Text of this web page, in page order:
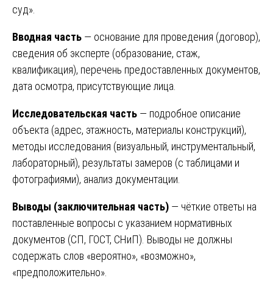
суд».
Вводная часть — основание для проведения (договор),
сведения об эксперте (образование, стаж,
квалификация), перечень предоставленных документов,
дата осмотра, присутствующие лица.
Исследовательская часть — подробное описание
объекта (адрес, этажность, материалы конструкций),
методы исследования (визуальный, инструментальный,
лабораторный), результаты замеров (с таблицами и
фотографиями), анализ документации.
Выводы (заключительная часть) — чёткие ответы на
поставленные вопросы с указанием нормативных
документов (СП, ГОСТ, СНиП). Выводы не должны
содержать слов «вероятно», «возможно»,
«предположительно».